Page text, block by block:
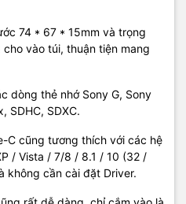
74 * 67 * 15mm và trọng
vào túi, thuận tiện mang
dòng thẻ nhớ Sony G, Sony
SDHC, SDXC.
C cũng tương thích với các hệ
/ Vista / 7/8 / 8.1 / 10 (32 /
không cần cài đặt Driver.